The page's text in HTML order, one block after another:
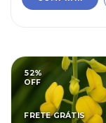
52%
OFF
FRETE GRÁTIS